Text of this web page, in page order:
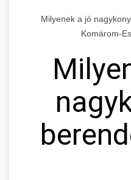
Milyenek a jó
Komárom-